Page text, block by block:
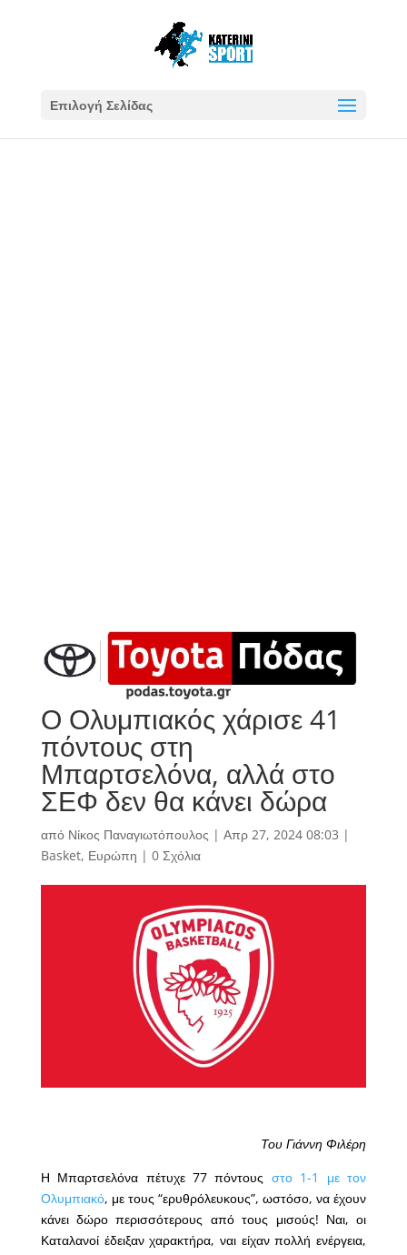
Επιλογή Σελίδας
Ο Ολυμπιακός χάρισε 41
πόντους στη
Μπαρτσελόνα, αλλά στο
ΣΕΦ δεν θα κάνει δώρα
από Νίκος Παναγιωτόπουλος | Απρ 27, 2024 08:03 |
Basket, Ευρώπη | 0 Σχόλια
Του Γιάννη Φιλέρη
Η Μπαρτσελόνα πέτυχε 77 πόντους στο 1-1 με τον
Ολυμπιακό, με τους “ερυθρόλευκους”, ωστόσο, να έχουν
κάνει δώρο περισσότερους από τους μισούς! Ναι, οι
Καταλανοί έδειξαν χαρακτήρα, ναι είχαν πολλή ενέργεια,